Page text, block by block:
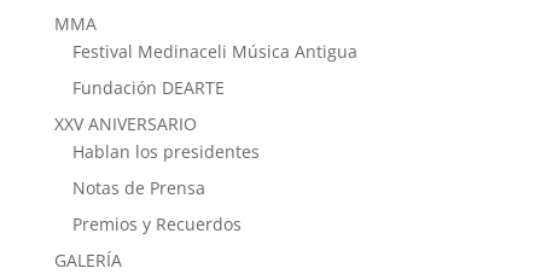
MMA
Festival Medinaceli Música Antigua
Fundación DEARTE
XXV ANIVERSARIO
Hablan los presidentes
Notas de Prensa
Premios y Recuerdos
GALERÍA